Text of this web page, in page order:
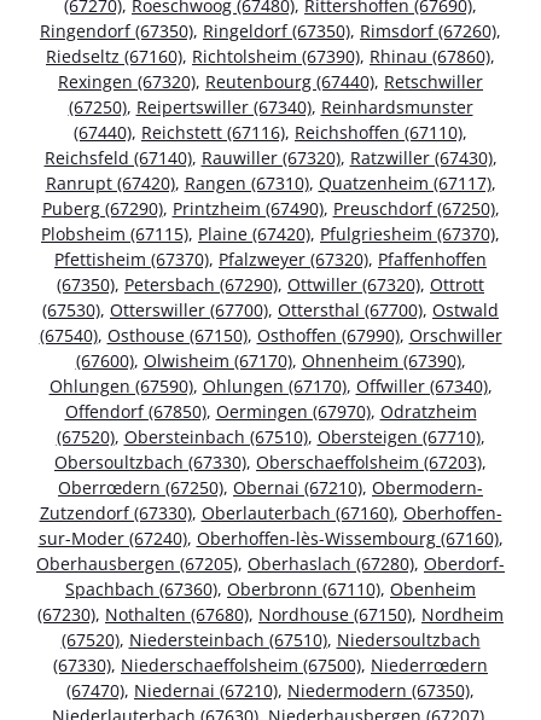
(67270), Roeschwoog (67480), Rittershoffen (67690),
Ringendorf (67350), Ringeldorf (67350), Rimsdorf (67260),
Riedseltz (67160), Richtolsheim (67390), Rhinau (67860),
Rexingen (67320), Reutenbourg (67440), Retschwiller
(67250), Reipertswiller (67340), Reinhardsmunster
(67440), Reichstett (67116), Reichshoffen (67110),
Reichsfeld (67140), Rauwiller (67320), Ratzwiller (67430),
Ranrupt (67420), Rangen (67310), Quatzenheim (67117),
Puberg (67290), Printzheim (67490), Preuschdorf (67250),
Plobsheim (67115), Plaine (67420), Pfulgriesheim (67370),
Pfettisheim (67370), Pfalzweyer (67320), Pfaffenhoffen
(67350), Petersbach (67290), Ottwiller (67320), Ottrott
(67530), Otterswiller (67700), Ottersthal (67700), Ostwald
(67540), Osthouse (67150), Osthoffen (67990), Orschwiller
(67600), Olwisheim (67170), Ohnenheim (67390),
Ohlungen (67590), Ohlungen (67170), Offwiller (67340),
Offendorf (67850), Oermingen (67970), Odratzheim
(67520), Obersteinbach (67510), Obersteigen (67710),
Obersoultzbach (67330), Oberschaeffolsheim (67203),
Oberrœdern (67250), Obernai (67210), Obermodern-
Zutzendorf (67330), Oberlauterbach (67160), Oberhoffen-
sur-Moder (67240), Oberhoffen-lès-Wissembourg (67160),
Oberhausbergen (67205), Oberhaslach (67280), Oberdorf-
Spachbach (67360), Oberbronn (67110), Obenheim
(67230), Nothalten (67680), Nordhouse (67150), Nordheim
(67520), Niedersteinbach (67510), Niedersoultzbach
(67330), Niederschaeffolsheim (67500), Niederrœdern
(67470), Niedernai (67210), Niedermodern (67350),